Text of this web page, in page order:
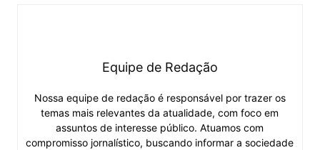
Equipe de Redação
Nossa equipe de redação é responsável por trazer os
temas mais relevantes da atualidade, com foco em
assuntos de interesse público. Atuamos com
compromisso jornalístico, buscando informar a sociedade